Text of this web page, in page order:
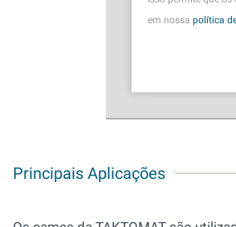
em nossa política
Principais Aplicações